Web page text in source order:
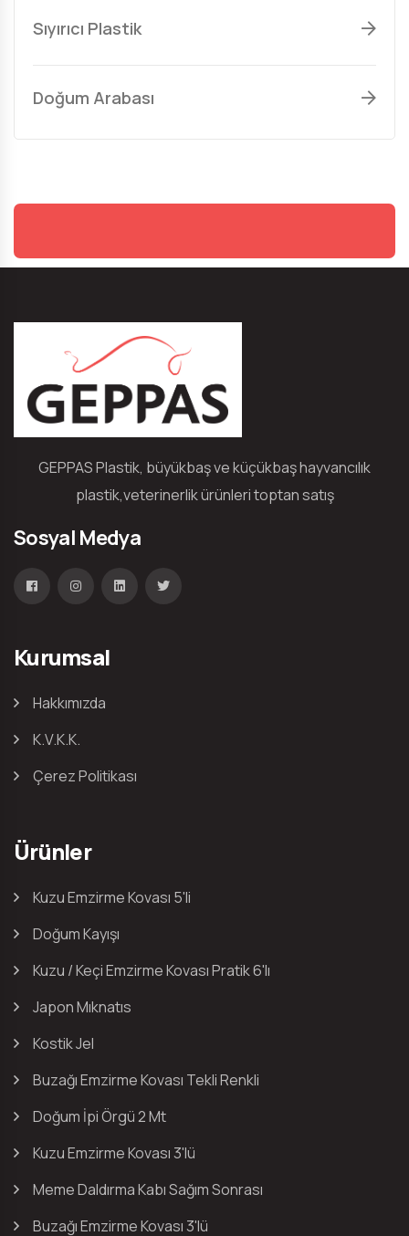
Sıyırıcı Plastik
Doğum Arabası
GEPPAS Plastik, büyükbaş ve küçükbaş hayvancılık
plastik,veterinerlik ürünleri toptan satış
Sosyal Medya
Kurumsal
Hakkımızda
K.V.K.K.
Çerez Politikası
Ürünler
Kuzu Emzirme Kovası 5'li
Doğum Kayışı
Kuzu / Keçi Emzirme Kovası Pratik 6'lı
Japon Mıknatıs
Kostik Jel
Buzağı Emzirme Kovası Tekli Renkli
Doğum İpi Örgü 2 Mt
Kuzu Emzirme Kovası 3'lü
Meme Daldırma Kabı Sağım Sonrası
Buzağı Emzirme Kovası 3'lü